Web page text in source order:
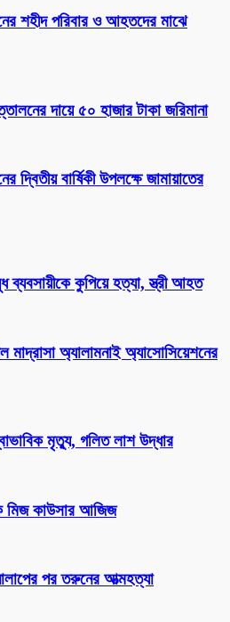
শহীদ পরিবার ও আহতদের মাঝে
দায়ে ৫০ হাজার টাকা জরিমানা
দ্বিতীয় বার্ষিকী উপলক্ষে জামায়াতের
ব্যবসায়ীকে কুপিয়ে হত্যা, স্ত্রী আহত
অ্যালামনাই অ্যাসোসিয়েশনের
মৃত্যু, গলিত লাশ উদ্ধার
মিজ কাউসার আজিজ
পর তরুনের আত্মহত্যা